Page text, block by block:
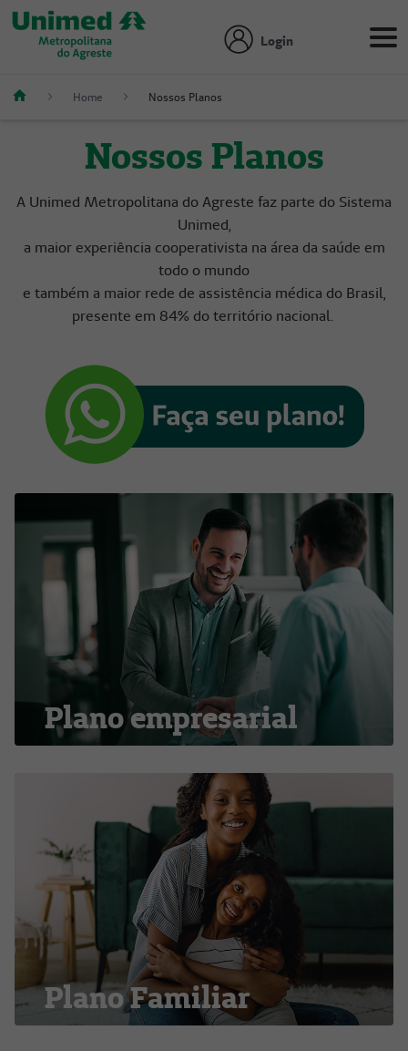
Login
Home Nossos Planos
Nossos Planos
A Unimed Metropolitana do Agreste faz parte do Sistema
Unimed,
a maior experiência cooperativista na área da saúde em
todo o mundo
e também a maior rede de assistência médica do Brasil,
presente em 84% do território nacional.
Plano empresarial
Plano Familiar